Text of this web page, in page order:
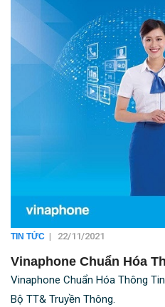
TIN TỨC | 22/11/2021
Vinaphone Chuẩn Hóa
Vinaphone Chuẩn Hóa Thông
Bộ TT& Truyền Thông.